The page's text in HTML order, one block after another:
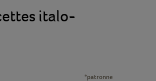
italo-
*patronne